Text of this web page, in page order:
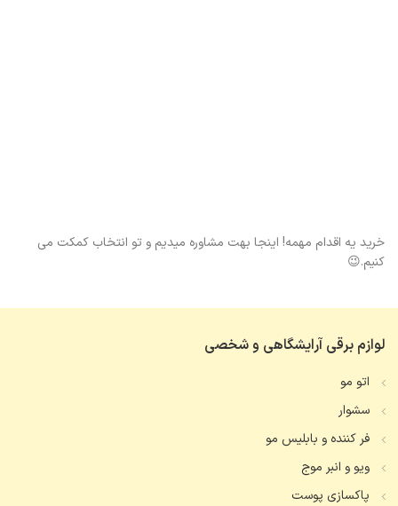
خرید یه اقدام مهمه! اینجا بهت مشاوره میدیم و تو انتخاب کمکت می
کنیم.😉
لوازم برقی آرایشگاهی و شخصی
اتو مو
سشوار
فر کننده و بابلیس مو
ویو و انبر موج
پاکسازی پوست